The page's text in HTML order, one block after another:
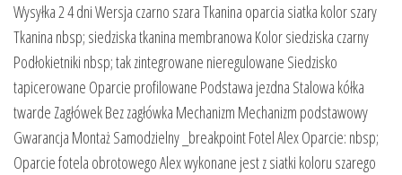
Wysyłka 2 4 dni Wersja czarno szara Tkanina oparcia siatka kolor szary
Tkanina nbsp; siedziska tkanina membranowa Kolor siedziska czarny
Podłokietniki nbsp; tak zintegrowane nieregulowane Siedzisko
tapicerowane Oparcie profilowane Podstawa jezdna Stalowa kółka
twarde Zagłówek Bez zagłówka Mechanizm Mechanizm podstawowy
Gwarancja Montaż Samodzielny _breakpoint Fotel Alex Oparcie: nbsp;
Oparcie fotela obrotowego Alex wykonane jest z siatki koloru szarego